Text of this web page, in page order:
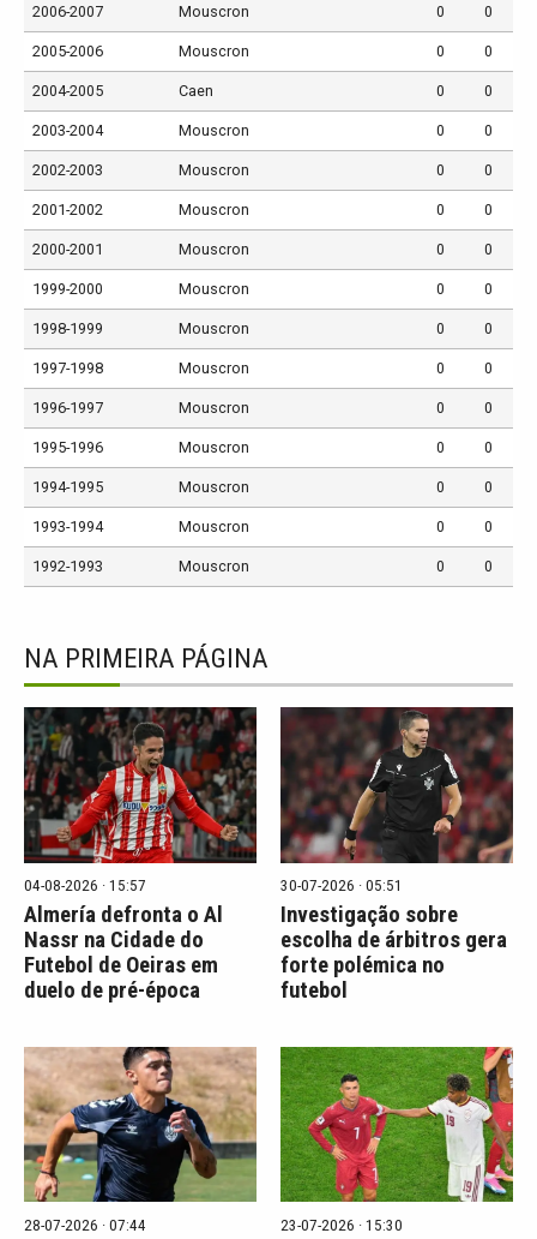
2006-2007 Mouscron 0 0
2005-2006 Mouscron 0 0
2004-2005 Caen 0 0
2003-2004 Mouscron 0 0
2002-2003 Mouscron 0 0
2001-2002 Mouscron 0 0
2000-2001 Mouscron 0 0
1999-2000 Mouscron 0 0
1998-1999 Mouscron 0 0
1997-1998 Mouscron 0 0
1996-1997 Mouscron 0 0
1995-1996 Mouscron 0 0
1994-1995 Mouscron 0 0
1993-1994 Mouscron 0 0
1992-1993 Mouscron 0 0
NA PRIMEIRA PÁGINA
04-08-2026 · 15:57
Almería defronta o Al
Nassr na Cidade do
Futebol de Oeiras em
duelo de pré-época
30-07-2026 · 05:51
Investigação sobre
escolha de árbitros gera
forte polémica no
futebol
28-07-2026 · 07:44 23-07-2026 · 15:30